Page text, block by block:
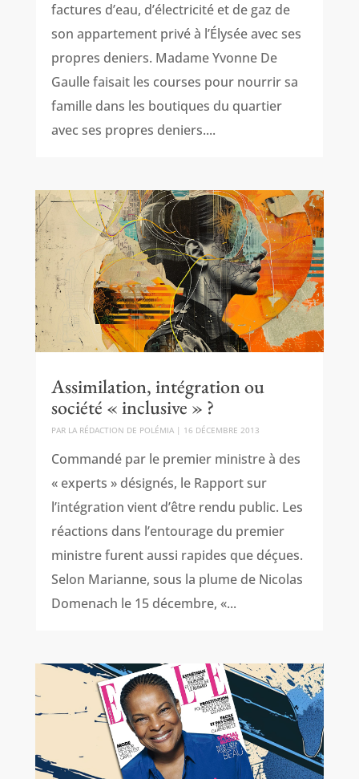
factures d’eau, d’électricité et de gaz de
son appartement privé à l’Élysée avec ses
propres deniers. Madame Yvonne De
Gaulle faisait les courses pour nourrir sa
famille dans les boutiques du quartier
avec ses propres deniers....
Assimilation, intégration ou
société « inclusive » ?
PAR LA RÉDACTION DE POLÉMIA| 16 DÉCEMBRE 2013
Commandé par le premier ministre à des
« experts » désignés, le Rapport sur
l’intégration vient d’être rendu public. Les
réactions dans l’entourage du premier
ministre furent aussi rapides que déçues.
Selon Marianne, sous la plume de Nicolas
Domenach le 15 décembre, «...